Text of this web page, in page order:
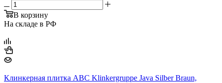
В корзину
На складе в РФ
Клинкерная плитка ABC Klinkergruppe Java Silber Braun,